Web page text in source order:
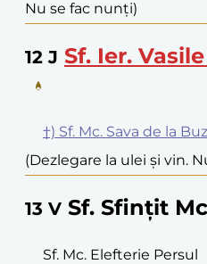
Nu se fac nunți)
12 J Sf. Ier.
†) Sf. Mc. Sava de la
(Dezlegare la ulei și vin.
13 V Sf. Sfințit
Sf. Mc. Elefterie Persul